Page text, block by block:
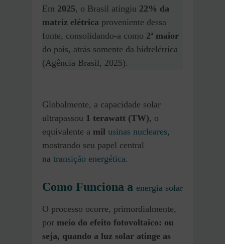
Em 2025, o Brasil atingiu 22% da
matriz elétrica proveniente dessa
fonte, consolidando-a como 2ª maior
do país, atrás somente da hidrelétrica
(Agência Brasil, 2025).
Globalmente, a capacidade solar
ultrapassou 1 terawatt (TW), o
equivalente a mil usinas nucleares,
mostrando seu papel central
na transição energética.
Como Funciona a energia solar
O processo ocorre, primordialmente,
por meio do efeito fotovoltaico: ou
seja, quando a luz solar atinge as